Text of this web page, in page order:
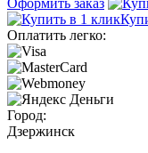
Оформить заказ
Оплатить легко:
Город:
Дзержинск